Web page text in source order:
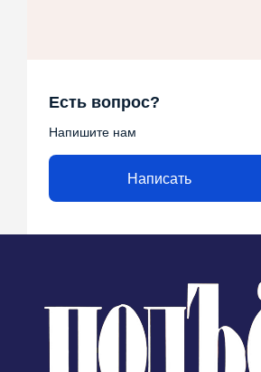
Есть вопрос?
Напишите нам
Написать